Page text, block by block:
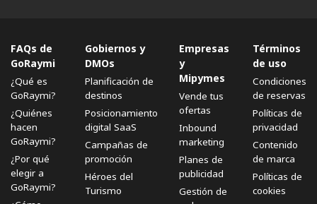
FAQs de
GoRaymi
¿Qué es
GoRaymi?
¿Quiénes
hacen
GoRaymi?
¿Por qué
elegir a
GoRaymi?
Gobiernos y
DMOs
Planificación de
destinos
Posicionamiento
digital SaaS
Campañas de
promoción
Héroes del
Turismo
Empresas
y
Mipymes
Vende tus
ofertas
Inbound
marketing
Planes de
publicidad
Gestión de
Términos
de uso
Condiciones
de reservas
Políticas de
privacidad
Contenido
de marca
Políticas de
cookies